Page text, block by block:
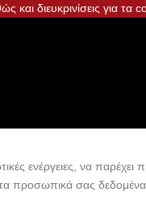
και διευκρινίσεις για
ενέργειες, να παρέχει
τα προσωπικά σας